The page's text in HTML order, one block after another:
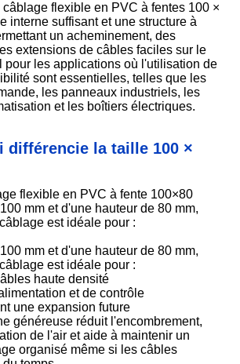
câblage flexible en PVC à fentes 100 ×
interne suffisant et une structure à
un acheminement, des
extensions de câbles faciles sur le
pour les applications où l'utilisation de
sont essentielles, telles que les
les panneaux industriels, les
et les boîtiers électriques.
différencie la taille 100 ×
flexible en PVC à fente 100×80
mm et d'une hauteur de 80 mm,
est idéale pour :
mm et d'une hauteur de 80 mm,
est idéale pour :
haute densité
et de contrôle
une expansion future
généreuse réduit l'encombrement,
de l'air et aide à maintenir un
organisé même si les câbles